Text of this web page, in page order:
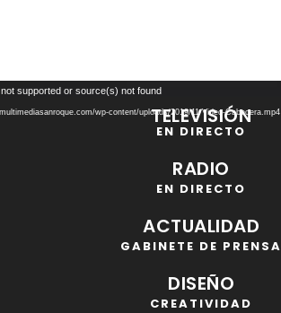
Reproductor
de
supported or source(s) not found
wp-content/uploads/2019/11/Video-Cabecera.mp4
TELEVISIÓN
EN DIRECTO
RADIO
EN DIRECTO
ACTUALIDAD
GABINETE DE PRENSA
DISEÑO
CREATIVIDAD